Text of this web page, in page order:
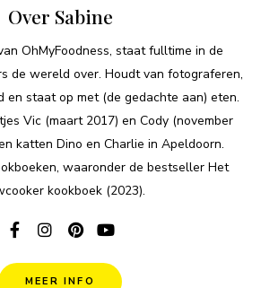
Over Sabine
OhMyFoodness, staat fulltime in de
de wereld over. Houdt van fotograferen,
en staat op met (de gedachte aan) eten.
Vic (maart 2017) en Cody (november
katten Dino en Charlie in Apeldoorn.
waaronder de bestseller Het
kookboek (2023).
MEER INFO